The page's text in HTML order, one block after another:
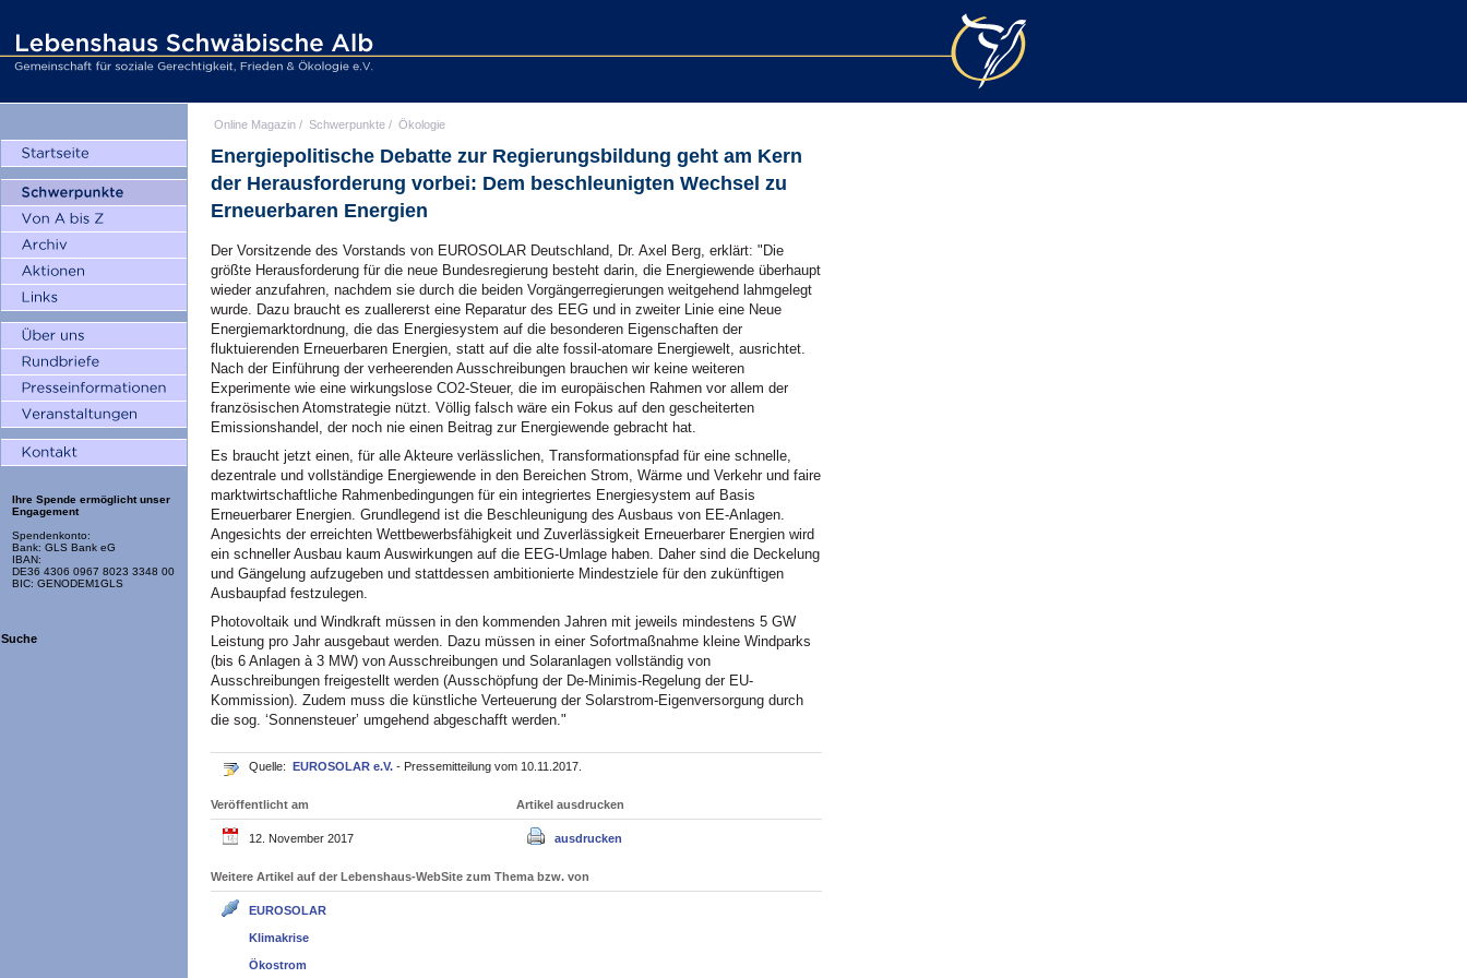
Ihre Spende ermöglicht unser
Engagement
Spendenkonto:
Bank: GLS Bank eG
IBAN:
DE36 4306 0967 8023 3348 00
BIC: GENODEM1GLS
Suche
Online Magazin / Schwerpunkte / Ökologie
Energiepolitische Debatte zur Regierungsbildung geht am Kern
der Herausforderung vorbei: Dem beschleunigten Wechsel zu
Erneuerbaren Energien
Der Vorsitzende des Vorstands von EUROSOLAR Deutschland, Dr. Axel Berg, erklärt: "Die
größte Herausforderung für die neue Bundesregierung besteht darin, die Energiewende überhaupt
wieder anzufahren, nachdem sie durch die beiden Vorgängerregierungen weitgehend lahmgelegt
wurde. Dazu braucht es zuallererst eine Reparatur des EEG und in zweiter Linie eine Neue
Energiemarktordnung, die das Energiesystem auf die besonderen Eigenschaften der
fluktuierenden Erneuerbaren Energien, statt auf die alte fossil-atomare Energiewelt, ausrichtet.
Nach der Einführung der verheerenden Ausschreibungen brauchen wir keine weiteren
Experimente wie eine wirkungslose CO2-Steuer, die im europäischen Rahmen vor allem der
französischen Atomstrategie nützt. Völlig falsch wäre ein Fokus auf den gescheiterten
Emissionshandel, der noch nie einen Beitrag zur Energiewende gebracht hat.
Es braucht jetzt einen, für alle Akteure verlässlichen, Transformationspfad für eine schnelle,
dezentrale und vollständige Energiewende in den Bereichen Strom, Wärme und Verkehr und faire
marktwirtschaftliche Rahmenbedingungen für ein integriertes Energiesystem auf Basis
Erneuerbarer Energien. Grundlegend ist die Beschleunigung des Ausbaus von EE-Anlagen.
Angesichts der erreichten Wettbewerbsfähigkeit und Zuverlässigkeit Erneuerbarer Energien wird
ein schneller Ausbau kaum Auswirkungen auf die EEG-Umlage haben. Daher sind die Deckelung
und Gängelung aufzugeben und stattdessen ambitionierte Mindestziele für den zukünftigen
Ausbaupfad festzulegen.
Photovoltaik und Windkraft müssen in den kommenden Jahren mit jeweils mindestens 5 GW
Leistung pro Jahr ausgebaut werden. Dazu müssen in einer Sofortmaßnahme kleine Windparks
(bis 6 Anlagen à 3 MW) von Ausschreibungen und Solaranlagen vollständig von
Ausschreibungen freigestellt werden (Ausschöpfung der De-Minimis-Regelung der EU-
Kommission). Zudem muss die künstliche Verteuerung der Solarstrom-Eigenversorgung durch
die sog. ‘Sonnensteuer’ umgehend abgeschafft werden."
Quelle: EUROSOLAR e.V. - Pressemitteilung vom 10.11.2017.
Veröffentlicht am
12. November 2017
Artikel ausdrucken
ausdrucken
Weitere Artikel auf der Lebenshaus-WebSite zum Thema bzw. von
EUROSOLAR
Klimakrise
Ökostrom